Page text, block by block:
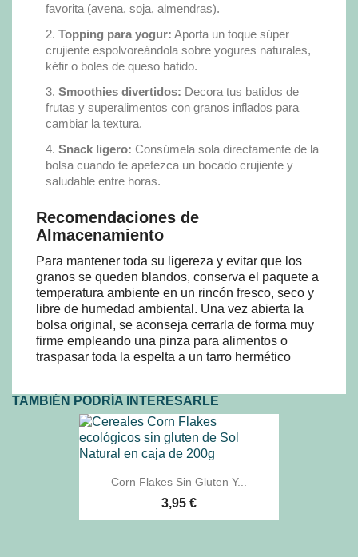
favorita (avena, soja, almendras).
Topping para yogur: Aporta un toque súper
crujiente espolvoreándola sobre yogures naturales,
kéfir o boles de queso batido.
Smoothies divertidos: Decora tus batidos de
frutas y superalimentos con granos inflados para
cambiar la textura.
Snack ligero: Consúmela sola directamente de la
bolsa cuando te apetezca un bocado crujiente y
saludable entre horas.
Recomendaciones de
Almacenamiento
Para mantener toda su ligereza y evitar que los
granos se queden blandos, conserva el paquete a
temperatura ambiente en un rincón fresco, seco y
libre de humedad ambiental. Una vez abierta la
bolsa original, se aconseja cerrarla de forma muy
firme empleando una pinza para alimentos o
traspasar toda la espelta a un tarro hermético
TAMBIÉN PODRÍA INTERESARLE
Corn Flakes Sin Gluten Y...
3,95 €